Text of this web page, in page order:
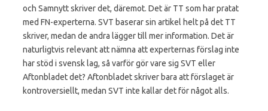
och Samnytt skriver det, däremot. Det är TT som har pratat
med FN-experterna. SVT baserar sin artikel helt på det TT
skriver, medan de andra lägger till mer information. Det är
naturligtvis relevant att nämna att experternas förslag inte
har stöd i svensk lag, så varför gör vare sig SVT eller
Aftonbladet det? Aftonbladet skriver bara att förslaget är
kontroversiellt, medan SVT inte kallar det för något alls.